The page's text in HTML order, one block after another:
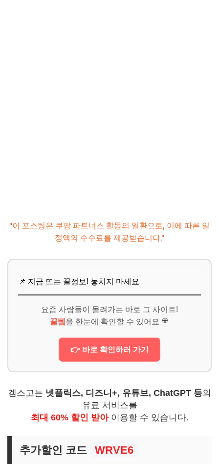
"이 포스팅은 쿠팡 파트너스 활동의 일환으로, 이에 따른 일
정액의 수수료를 제공받습니다."
📌 지금 뜨는 꿀정보! 놓치지 마세요
요즘 사람들이 몰려가는 바로 그 사이트!
꿀템 을 한눈에 확인할 수 있어요 🍭
👉 바로 확인하러 가기
겜스고는 넷플릭스, 디즈니+, 유튜브, ChatGPT 등의
유료 서비스를
최대 60% 할인 받아이용할 수 있습니다.
추가할인 코드 WRVE6